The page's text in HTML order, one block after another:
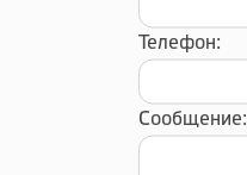
Телефон:
Сообщение: